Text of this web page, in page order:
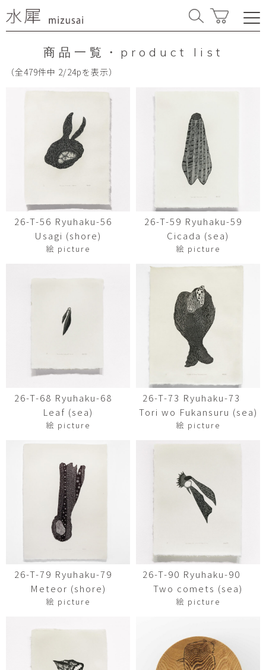
商品一覧・product list
（全479件中 2/24pを表示）
26-T-56 Ryuhaku-56
Usagi (shore)
絵 picture
26-T-59 Ryuhaku-59
Cicada (sea)
絵 picture
26-T-68 Ryuhaku-68
Leaf (sea)
絵 picture
26-T-73 Ryuhaku-73
Tori wo Fukansuru (sea)
絵 picture
26-T-79 Ryuhaku-79
Meteor (shore)
絵 picture
26-T-90 Ryuhaku-90
Two comets (sea)
絵 picture